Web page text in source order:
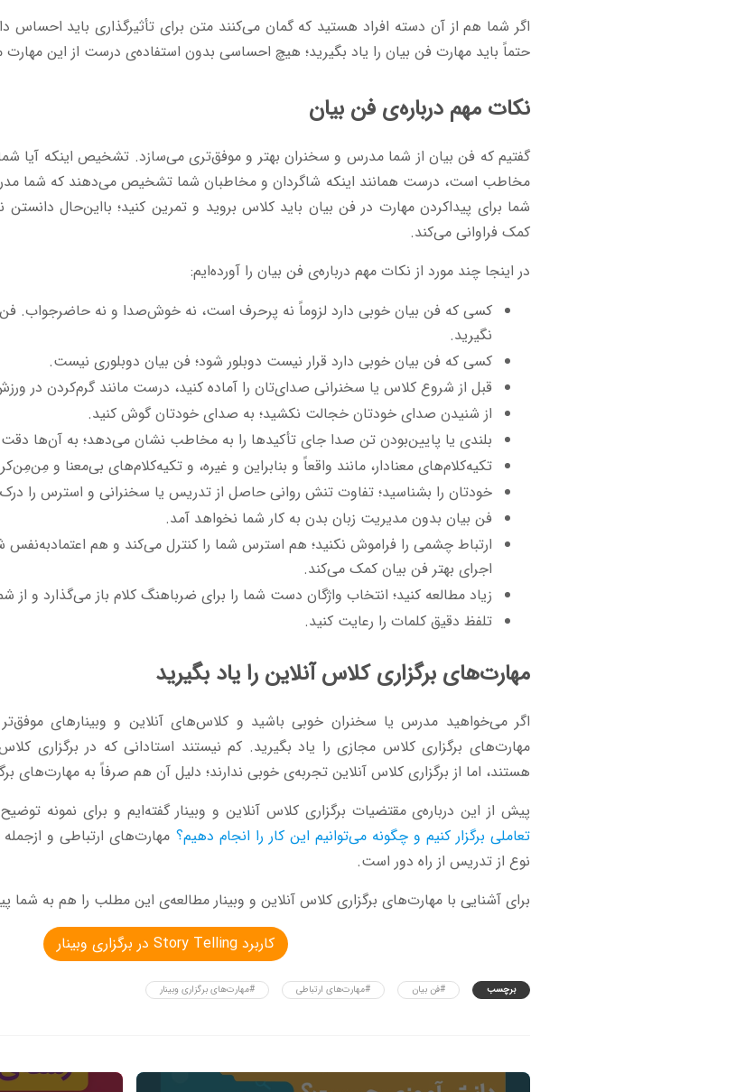
اگر شما هم از آن دسته افراد هستید که گمان می‌کنند متن برای تأثیرگذاری باید احساس
حتماً باید مهارت فن بیان را یاد بگیرید؛ هیچ احساسی بدون استفاده‌ی درست از این
نکات مهم درباره‌ی فن بیان
گفتیم که فن بیان از شما مدرس و سخنران بهتر و موفق‌تری می‌سازد. تشخیص اینکه آیا
مخاطب است، درست همانند اینکه شاگردان و مخاطبان شما تشخیص می‌دهند که شما
شما برای پیداکردن مهارت در فن بیان باید کلاس بروید و تمرین کنید؛ بااین‌حال
کمک فراوانی می‌کند.
در اینجا چند مورد از نکات مهم درباره‌ی فن بیان را آورده‌ایم:
کسی که فن بیان خوبی دارد لزوماً نه پرحرف است، نه خوش‌صدا و نه حاضرجواب. فن
نگیرید.
کسی که فن بیان خوبی دارد قرار نیست دوبلور شود؛ فن بیان دوبلوری نیست.
قبل از شروع کلاس یا سخنرانی صدای‌تان را آماده کنید، درست مانند گرم‌کردن در
از شنیدن صدای خودتان خجالت نکشید؛ به صدای خودتان گوش کنید.
بلندی یا پایین‌بودن تن صدا جای تأکیدها را به مخاطب نشان می‌دهد؛ به آن‌ها دقت
تکیه‌کلام‌های معنادار، مانند واقعاً و بنابراین و غیره، و تکیه‌کلام‌های بی‌معنا و
خودتان را بشناسید؛ تفاوت تنش روانی حاصل از تدریس یا سخنرانی و استرس را درک
فن بیان بدون مدیریت زبان بدن به کار شما نخواهد آمد.
ارتباط چشمی را فراموش نکنید؛ هم استرس شما را کنترل می‌کند و هم اعتمادبه‌نفس
اجرای بهتر فن بیان کمک می‌کند.
زیاد مطالعه کنید؛ انتخاب واژگان دست شما را برای ضرباهنگ کلام باز می‌گذارد و
تلفظ دقیق کلمات را رعایت کنید.
مهارت‌های برگزاری کلاس آنلاین را یاد بگیرید
اگر می‌خواهید مدرس یا سخنران خوبی باشید و کلاس‌های آنلاین و وبینارهای موفق‌تر
مهارت‌های برگزاری کلاس مجازی را یاد بگیرید. کم نیستند استادانی که در برگزاری
هستند، اما از برگزاری کلاس آنلاین تجربه‌ی خوبی ندارند؛ دلیل آن هم صرفاً به مهارت‌های
پیش از این درباره‌ی مقتضیات برگزاری کلاس آنلاین و وبینار گفته‌ایم و برای نمونه
تعاملی برگزار کنیم و چگونه می‌توانیم این کار را انجام دهیم؟ مهارت‌های ارتباطی و
نوع از تدریس از راه دور است.
برای آشنایی با مهارت‌های برگزاری کلاس آنلاین و وبینار مطالعه‌ی این مطلب را هم به شما
کاربرد Story Telling در برگزاری وبینار
برچسب #فن بیان #مهارت‌های ارتباطی #مهارت‌های برگزاری وبینار